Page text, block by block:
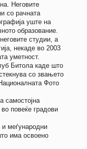
Неговите
со рачната
уште на
образование.
студии, а
некаде во 2003
уметност.
Битола каде што
со звањето
Фото
самостојна
повеќе градови
меѓународни
има освоено